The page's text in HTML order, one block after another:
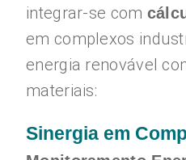
integrar-se com
em complexos
energia renovável
materiais:
Sinergia em